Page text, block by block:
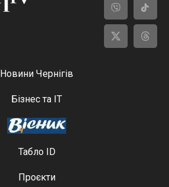
Новини Чернігів
Бізнес та ІТ
Табло ID
Проєкти